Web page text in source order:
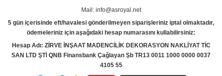
Mail: info@asroyal.net
5 gün içerisinde eft/havalesi gönderilmeyen siparişleriniz iptal olmaktadır,
ödemeleriniz için aşağıdaki hesap numarasını kullabilirsiniz:
Hesap Adı: ZİRVE İNŞAAT MADENCİLİK DEKORASYON NAKLİYAT TİC
SAN LTD ŞTİ QNB Finansbank Çağlayan Şb TR13 0011 1000 0000 0037
4105 55